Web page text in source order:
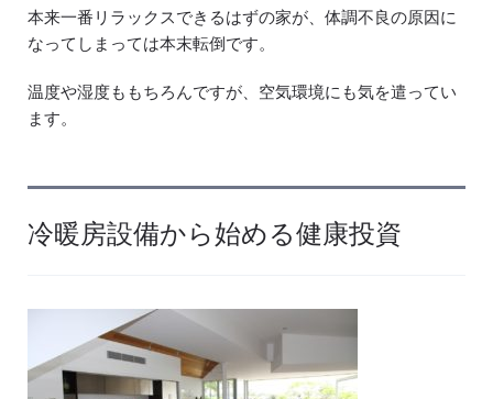
本来一番リラックスできるはずの家が、体調不良の原因に
なってしまっては本末転倒です。
温度や湿度ももちろんですが、空気環境にも気を遣ってい
ます。
冷暖房設備から始める健康投資